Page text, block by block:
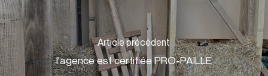
Article précédent
l'agence est certifiée PRO-PAILLE